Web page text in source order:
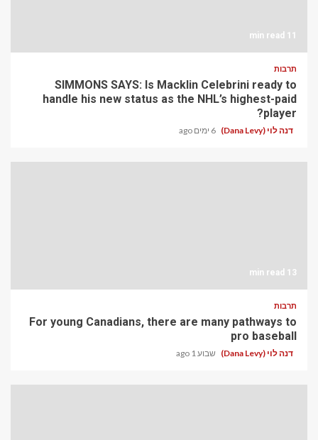
11 min read
תרבות
SIMMONS SAYS: Is Macklin Celebrini ready to
handle his new status as the NHL’s highest-paid
player?
דנה לוי (Dana Levy) 6 ימים ago
13 min read
תרבות
For young Canadians, there are many pathways to
pro baseball
דנה לוי (Dana Levy) שבוע 1 ago